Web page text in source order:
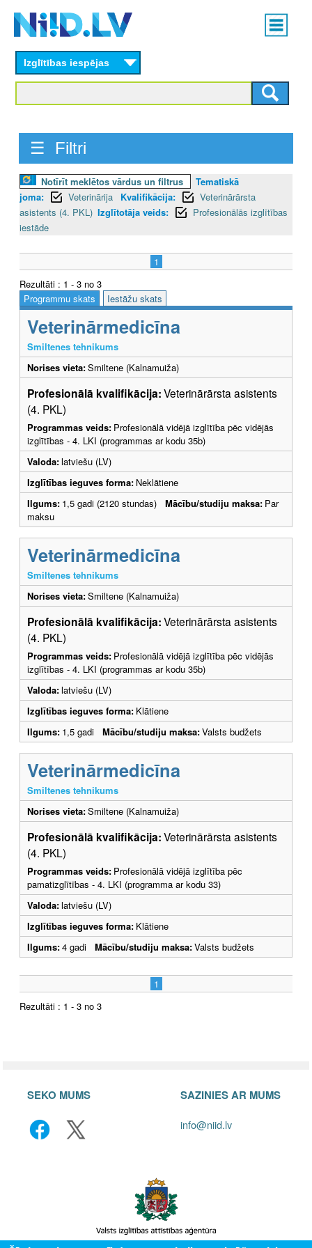
content
Main
menu
Izglītības iespējas
☰ Filtri
Notīrīt meklētos vārdus un filtrus
Tematiskā
joma:
Veterinārija Kvalifikācija:
Veterinārārsta
asistents (4. PKL) Izglītotāja veids:
Profesionālās izglītības
iestāde
1
Rezultāti : 1 - 3 no 3
Programmu skats
Iestāžu skats
Veterinārmedicīna
Smiltenes tehnikums
Norises vieta:Smiltene (Kalnamuiža)
Profesionālā kvalifikācija:Veterinārārsta asistents
(4. PKL)
Programmas veids: Profesionālā vidējā izglītība pēc vidējās
izglītības - 4. LKI (programmas ar kodu 35b)
Valoda:latviešu (LV)
Izglītības ieguves forma: Neklātiene
Ilgums: 1,5 gadi (2120 stundas) Mācību/studiju maksa: Par
maksu
Veterinārmedicīna
Smiltenes tehnikums
Norises vieta:Smiltene (Kalnamuiža)
Profesionālā kvalifikācija:Veterinārārsta asistents
(4. PKL)
Programmas veids: Profesionālā vidējā izglītība pēc vidējās
izglītības - 4. LKI (programmas ar kodu 35b)
Valoda:latviešu (LV)
Izglītības ieguves forma: Klātiene
Ilgums: 1,5 gadi Mācību/studiju maksa:Valsts budžets
Veterinārmedicīna
Smiltenes tehnikums
Norises vieta:Smiltene (Kalnamuiža)
Profesionālā kvalifikācija:Veterinārārsta asistents
(4. PKL)
Programmas veids: Profesionālā vidējā izglītība pēc
pamatizglītības - 4. LKI (programma ar kodu 33)
Valoda:latviešu (LV)
Izglītības ieguves forma: Klātiene
Ilgums:4 gadi Mācību/studiju maksa:Valsts budžets
1
Rezultāti : 1 - 3 no 3
SEKO MUMS SAZINIES AR MUMS
info@niid.lv